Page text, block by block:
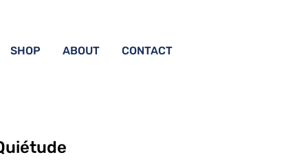
SHOP ABOUT CONTACT